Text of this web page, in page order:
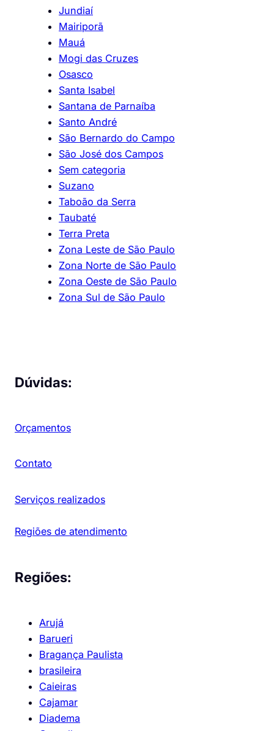
Jundiaí
Mairiporã
Mauá
Mogi das Cruzes
Osasco
Santa Isabel
Santana de Parnaíba
Santo André
São Bernardo do Campo
São José dos Campos
Sem categoria
Suzano
Taboão da Serra
Taubaté
Terra Preta
Zona Leste de São Paulo
Zona Norte de São Paulo
Zona Oeste de São Paulo
Zona Sul de São Paulo
Dúvidas:
Orçamentos
Contato
Serviços realizados
Regiões de atendimento
Regiões:
Arujá
Barueri
Bragança Paulista
brasileira
Caieiras
Cajamar
Diadema